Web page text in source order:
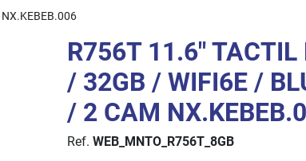
R756T 11.6" TACTIL
/ 32GB / WIFI6E /
/ 2 CAM
Ref. WEB_MNTO_R756T_8GB